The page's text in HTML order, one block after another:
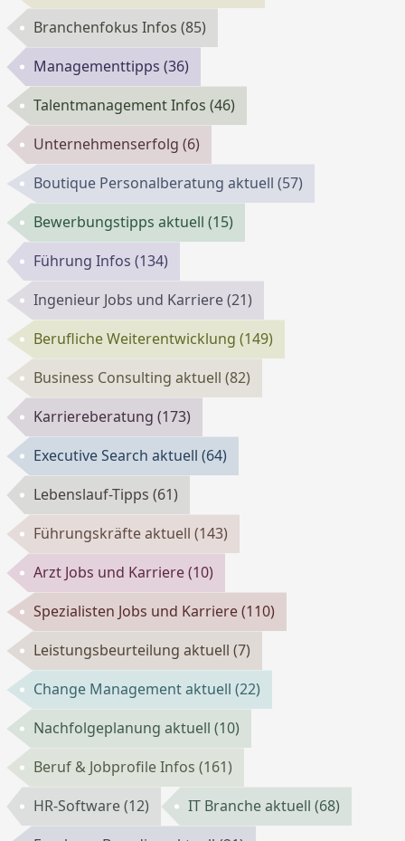
Branchenfokus Infos(85)
Managementtipps(36)
Talentmanagement Infos(46)
Unternehmenserfolg(6)
Boutique Personalberatung aktuell(57)
Bewerbungstipps aktuell(15)
Führung Infos(134)
Ingenieur Jobs und Karriere(21)
Berufliche Weiterentwicklung(149)
Business Consulting aktuell(82)
Karriereberatung(173)
Executive Search aktuell(64)
Lebenslauf-Tipps(61)
Führungskräfte aktuell(143)
Arzt Jobs und Karriere(10)
Spezialisten Jobs und Karriere(110)
Leistungsbeurteilung aktuell(7)
Change Management aktuell(22)
Nachfolgeplanung aktuell(10)
Beruf & Jobprofile Infos(161)
HR-Software(12) IT Branche aktuell(68)